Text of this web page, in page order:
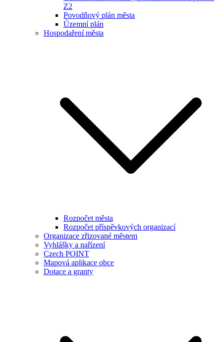
Z2
Povodňový plán města
Územní plán
Hospodaření města
Rozpočet města
Rozpočet příspěvkových organizací
Organizace zřizované městem
Vyhlášky a nařízení
Czech POINT
Mapová aplikace obce
Dotace a granty